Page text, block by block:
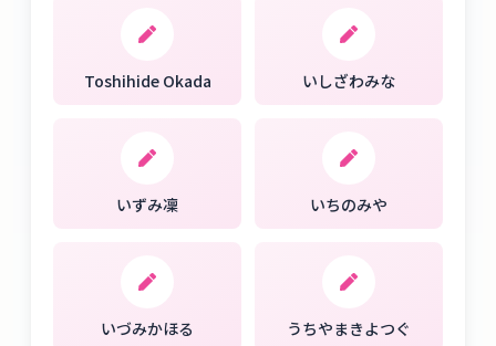
Toshihide Okada いしざわみな
いずみ凜 いちのみや
いづみかほる うちやまきよつぐ